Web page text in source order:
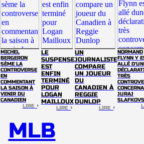
MICHEL
BERGERON
SÈME LA
CONTROVERSE
EN
COMMENTANT
LA SAISON À
VENIR DU
CANADIEN
LIRE
LE
SUSPENSE
EST
ENFIN
TERMINÉ
POUR
LOGAN
MAILLOUX
LIRE
UN
JOURNALISTE
COMPARE
UN JOUEUR
DU
CANADIEN À
REGGIE
DUNLOP
LIRE
NORMAND
FLYNN Y
ALLÉ
TRÈS
JURAJ
MLB